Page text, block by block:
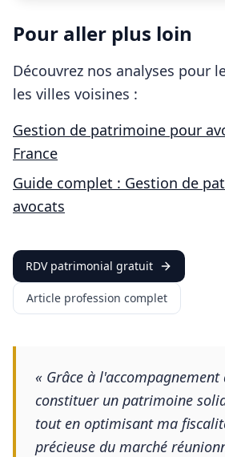
Pour aller plus loin
Découvrez nos analyses pour
les villes voisines :
Gestion de patrimoine pour
France
Guide complet : Gestion de
avocats
RDV patrimonial gratuit
Article profession complet
« Grâce à
constituer un patrimoine
tout en optimisant ma
précieuse du marché